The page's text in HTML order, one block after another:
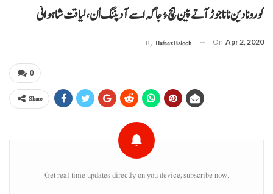
کورونا دین نا ناجوڑ آتے پین ہچ ءُ جاگہ اسے آ دپننگ اُن، لیاقت شاہوانی
By Hafeez Baloch On Apr 2, 2020
0
Share
Get real time updates directly on you device, subscribe now.